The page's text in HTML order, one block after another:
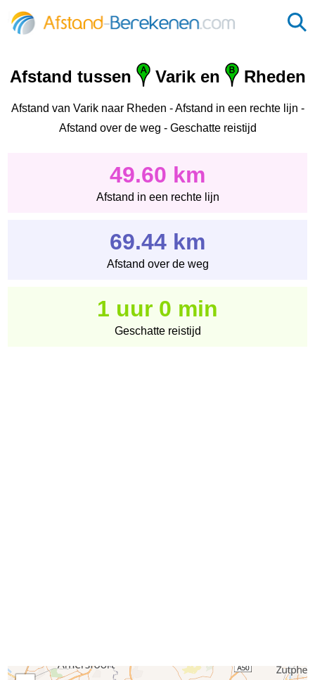
Afstand tussen Varik en Rheden
Afstand van Varik naar Rheden - Afstand in een rechte lijn -
Afstand over de weg - Geschatte reistijd
49.60 km
Afstand in een rechte lijn
69.44 km
Afstand over de weg
1 uur 0 min
Geschatte reistijd